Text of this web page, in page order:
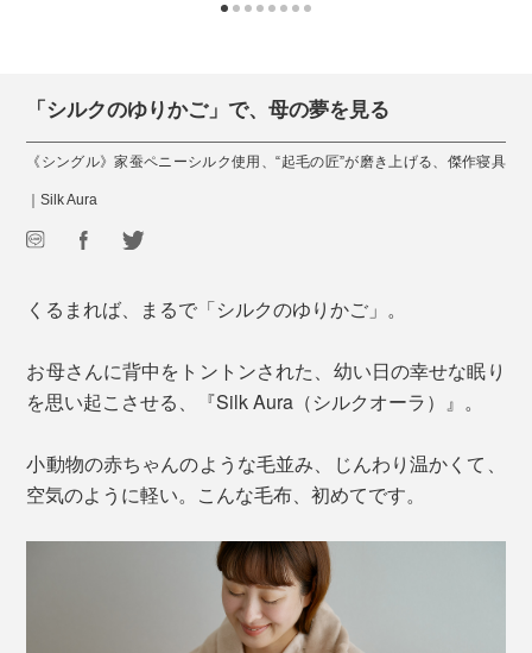
「シルクのゆりかご」で、母の夢を見る
《シングル》家蚕ペニーシルク使用、“起毛の匠”が磨き上げる、傑作寝具
｜Silk Aura
くるまれば、まるで「シルクのゆりかご」。
お母さんに背中をトントンされた、幼い日の幸せな眠り
を思い起こさせる、『Silk Aura（シルクオーラ）』。
小動物の赤ちゃんのような毛並み、じんわり温かくて、
空気のように軽い。こんな毛布、初めてです。